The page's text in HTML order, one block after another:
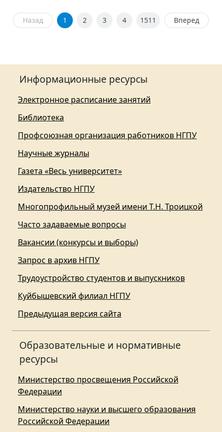
Назад 1 2 3 4 1511 Вперед
Информационные ресурсы
Электронное расписание занятий
Библиотека
Профсоюзная организация работников НГПУ
Научные журналы
Газета «Весь университет»
Издательство НГПУ
Многопрофильный музей имени Т.Н. Троицкой
Часто задаваемые вопросы
Вакансии (конкурсы и выборы)
Запрос в архив НГПУ
Трудоустройство студентов и выпускников
Куйбышевский филиал НГПУ
Предыдущая версия сайта
Образовательные и нормативные
ресурсы
Министерство просвещения Российской
Федерации
Министерство науки и высшего образования
Российской Федерации